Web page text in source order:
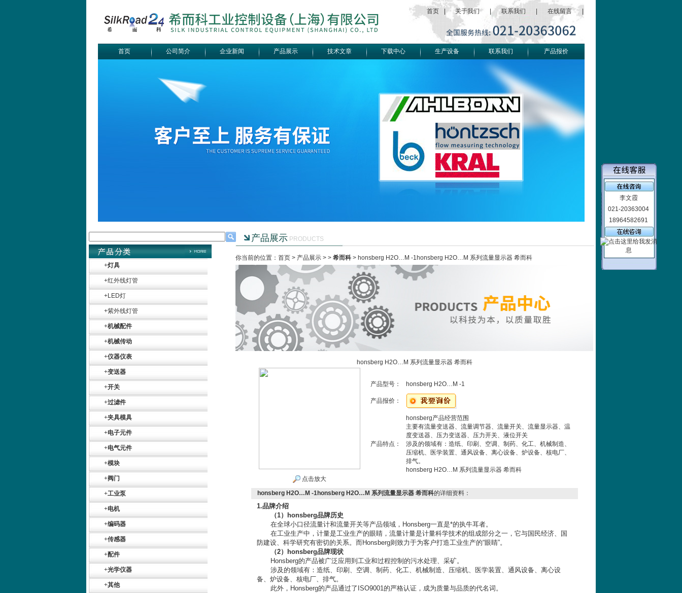
首页 关于我们 联系我们 在线留言
首页 公司简介 企业新闻 产品展示 技术文章 下载中心 生产设备 联系我们 产品报价
+灯具
+红外线灯管
+LED灯
+紫外线灯管
+机械配件
+机械传动
+仪器仪表
+变送器
+开关
+过滤件
+夹具模具
+电子元件
+电气元件
+模块
+阀门
+工业泵
+电机
+编码器
+传感器
+配件
+光学仪器
+其他
Belimo SF24A-
MFT
SIEMENS 6SB2073-
产品展示PRODUCTS
你当前的位置：首页 > 产品展示> > 希而科> honsberg H2O…M -1honsberg H2O…M 系列流量显示器 希而科
honsberg H2O…M 系列流量显示器 希而科
点击放大
产品型号： honsberg H2O…M -1
产品报价：
产品特点：
honsberg产品经营范围
主要有流量变送器、流量调节器、流量开关、流量显示器、温
度变送器、压力变送器、压力开关、液位开关
涉及的领域有：造纸、印刷、空调、制药、化工、机械制造、
压缩机、医学装置、通风设备、离心设备、炉设备、核电厂、
排气。
honsberg H2O…M 系列流量显示器 希而科
honsberg H2O…M -1honsberg H2O…M 系列流量显示器 希而科的详细资料：
1.品牌介绍
（1） honsberg品牌历史
在全球小口径流量计和流量开关等产品领域， Honsberg一直是*的执牛耳者。
在工业生产中，计量是工业生产的眼睛，流量计量是计量科学技术的组成部分之一，它与国民经济、国
防建设、科学研究有密切的关系。而Honsberg则致力于为客户打造工业生产的“眼睛”。
（2） honsberg品牌现状
Honsberg的产品被广泛应用到工业和过程控制的污水处理、采矿。
涉及的领域有：造纸、印刷、空调、制药、化工、机械制造、压缩机、医学装置、通风设备、离心设
备、炉设备、核电厂、排气。
此外， Honsberg的产品通过了 ISO9001的严格认证，成为质量与品质的代名词。
李文霞
021-20363004
18964582691